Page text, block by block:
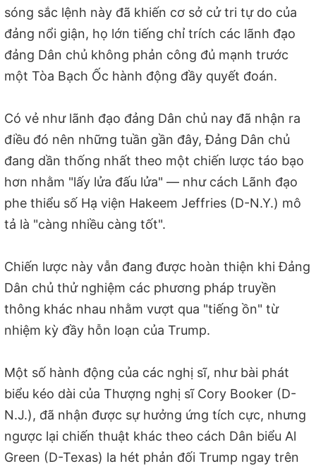
sóng sắc lệnh này đã khiến cơ sở cử tri tự do của
đảng nổi giận, họ lớn tiếng chỉ trích các lãnh đạo
đảng Dân chủ không phản công đủ mạnh trước
một Tòa Bạch Ốc hành động đầy quyết đoán.
Có vẻ như lãnh đạo đảng Dân chủ nay đã nhận ra
điều đó nên những tuần gần đây, Đảng Dân chủ
đang dần thống nhất theo một chiến lược táo bạo
hơn nhằm "lấy lửa đấu lửa" — như cách Lãnh đạo
phe thiểu số Hạ viện Hakeem Jeffries (D-N.Y.) mô
tả là "càng nhiều càng tốt".
Chiến lược này vẫn đang được hoàn thiện khi Đảng
Dân chủ thử nghiệm các phương pháp truyền
thông khác nhau nhằm vượt qua "tiếng ồn" từ
nhiệm kỳ đầy hỗn loạn của Trump.
Một số hành động của các nghị sĩ, như bài phát
biểu kéo dài của Thượng nghị sĩ Cory Booker (D-
N.J.), đã nhận được sự hưởng ứng tích cực, nhưng
ngược lại chiến thuật khác theo cách Dân biểu Al
Green (D-Texas) la hét phản đối Trump ngay trên